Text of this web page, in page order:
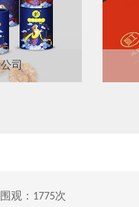
司
围观：1775次